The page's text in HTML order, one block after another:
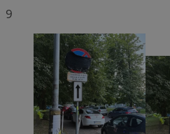
9